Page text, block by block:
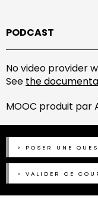
PODCAST
No video provider
See the
MOOC produit par
POSER UNE
VALIDER CE